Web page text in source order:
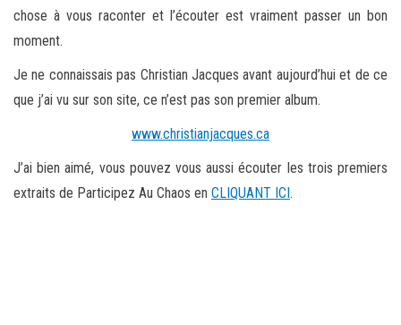
chose à vous raconter et l’écouter est vraiment passer un bon
moment.
Je ne connaissais pas Christian Jacques avant aujourd’hui et de ce
que j’ai vu sur son site, ce n’est pas son premier album.
www.christianjacques.ca
J’ai bien aimé, vous pouvez vous aussi écouter les trois premiers
extraits de Participez Au Chaos en CLIQUANT ICI.